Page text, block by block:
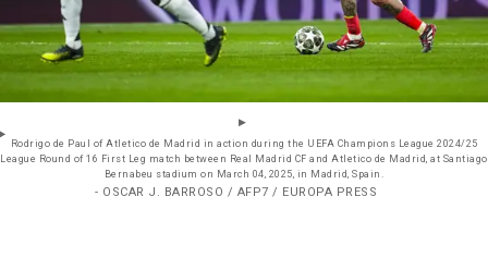
Rodrigo de Paul of Atletico de Madrid in action during the UEFA Champions League 2024/25
League Round of 16 First Leg match between Real Madrid CF and Atletico de Madrid, at Santiago
Bernabeu stadium on March 04, 2025, in Madrid, Spain.
- OSCAR J. BARROSO / AFP7 / EUROPA PRESS